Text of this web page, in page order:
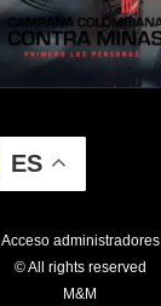
ES
Acceso administradores
© All rights reserved
M&M